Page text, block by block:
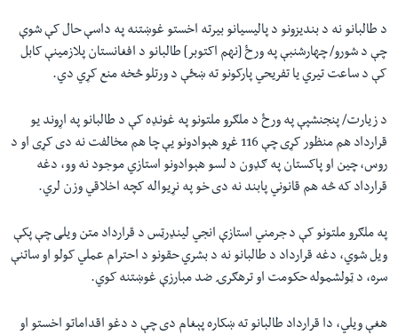
د طالبانو نه د بندیزونو د پاليسيانو بيرته اخستو غوښتنه په داسې حال کې شوې
چې د شورو/ چهارشنبې په ورځ [نهم اکتوبر] طالبانو د افغانستان پلازمينې کابل
کې د ساعت تیري يا تفريحي پارکونو ته ښځې د ورتلو څخه منع کړي دي.
د زيارت/ پنجنشپې په ورځ د ملګرو ملتونو په غونډه کې د طالبانو په اړوند يو
قرارداد هم منظور کړی چې 116 غړو هېوادونو يې چا هم مخالفت نه دی کړی او د
روس، چين او پاکستان په ګډون د لسو هېوادونو استازي موجود نه وو، دغه
قرارداد که څه هم قانوني پابند نه دی خو په نړيواله کچه اخلاقي وزن لري.
په ملګرو ملتونو کې د جرمني استازې انجي لینډرټس د قرارداد متن ویلی چې پکې
ويل شوي، دغه قرارداد د طالبانو نه د بشري حقونو د احترام عملي کولو او ساتنې
سره، د ټولشموله حکومت او ترهګرۍ ضد مبارزې غوښتنه کوي.
هغې ويلي، دا قرارداد طالبانو ته ښکاره پېغام دی چې د دغو اقداماتو اخستو او